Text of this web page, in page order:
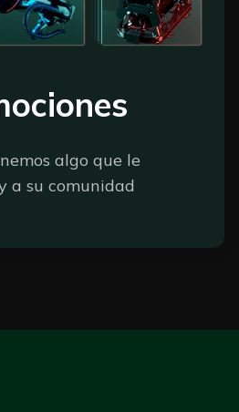
algo que le
a su comunidad